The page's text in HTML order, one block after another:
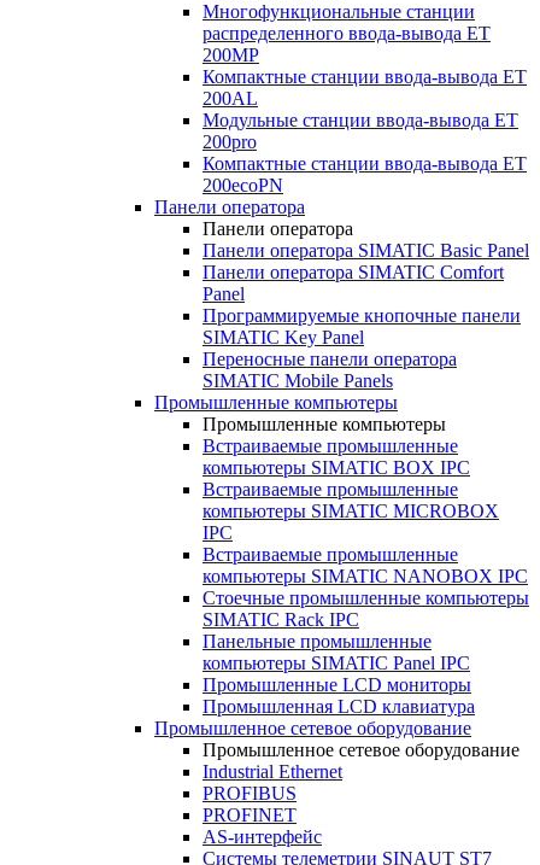
Многофункциональные станции
распределенного ввода-вывода ET
200MP
Компактные станции ввода-вывода ET
200AL
Модульные станции ввода-вывода ET
200pro
Компактные станции ввода-вывода ET
200ecoPN
Панели оператора
Панели оператора
Панели оператора SIMATIC Basic Panel
Панели оператора SIMATIC Comfort
Panel
Программируемые кнопочные панели
SIMATIC Key Panel
Переносные панели оператора
SIMATIC Mobile Panels
Промышленные компьютеры
Промышленные компьютеры
Встраиваемые промышленные
компьютеры SIMATIC BOX IPC
Встраиваемые промышленные
компьютеры SIMATIC MICROBOX
IPC
Встраиваемые промышленные
компьютеры SIMATIC NANOBOX IPC
Стоечные промышленные компьютеры
SIMATIC Rack IPC
Панельные промышленные
компьютеры SIMATIC Panel IPC
Промышленные LCD мониторы
Промышленная LCD клавиатура
Промышленное сетевое оборудование
Промышленное сетевое оборудование
Industrial Ethernet
PROFIBUS
PROFINET
AS-интерфейс
Системы телеметрии SINAUT ST7